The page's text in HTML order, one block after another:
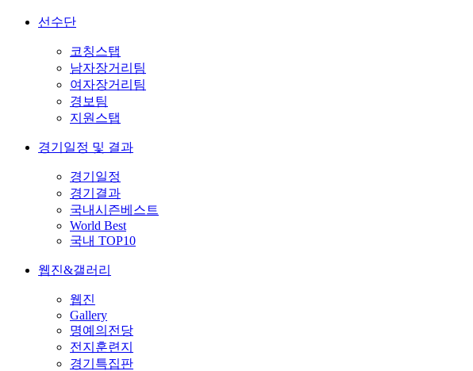
선수단
코칭스탭
남자장거리팀
여자장거리팀
경보팀
지원스탭
경기일정 및 결과
경기일정
경기결과
국내시즌베스트
World Best
국내 TOP10
웹진&갤러리
웹진
Gallery
명예의전당
전지훈련지
경기특집판